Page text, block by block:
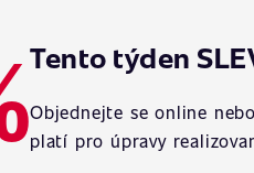
Tento týden
Objednejte se online
platí pro úpravy